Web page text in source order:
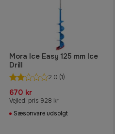
Mora Ice Easy 125 mm Ice
Drill
2.0 (1)
670 kr
Vejled. pris 928 kr
Sæsonvare udsolgt